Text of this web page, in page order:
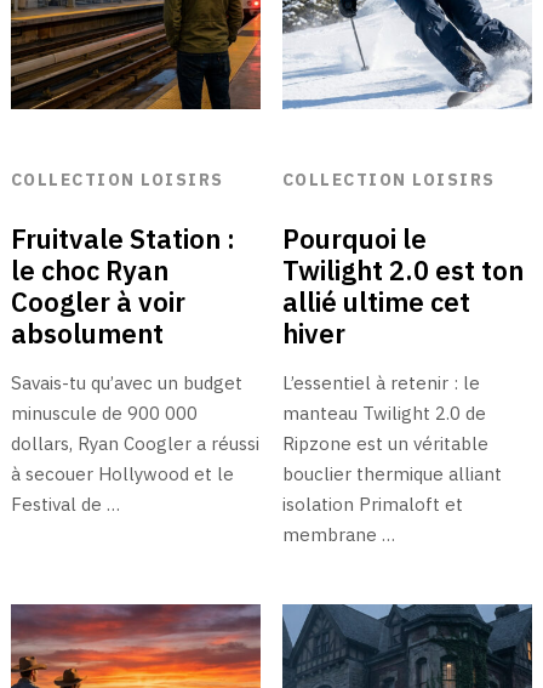
COLLECTION LOISIRS
Fruitvale Station :
le choc Ryan
Coogler à voir
absolument
Savais-tu qu’avec un budget
minuscule de 900 000
dollars, Ryan Coogler a réussi
à secouer Hollywood et le
Festival de …
COLLECTION LOISIRS
Pourquoi le
Twilight 2.0 est ton
allié ultime cet
hiver
L’essentiel à retenir : le
manteau Twilight 2.0 de
Ripzone est un véritable
bouclier thermique alliant
isolation Primaloft et
membrane …